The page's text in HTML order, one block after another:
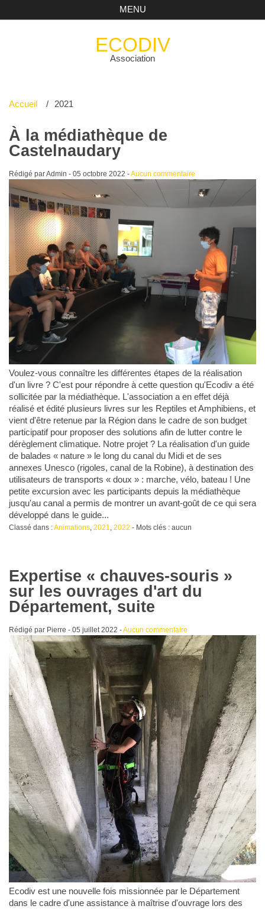
ECODIV
Association
MENU
Accueil 2021
À la médiathèque de
Castelnaudary
Rédigé par Admin - 05 octobre 2022 -Aucun commentaire
Voulez-vous connaître les différentes étapes de la réalisation
d'un livre ? C'est pour répondre à cette question qu'Ecodiv a été
sollicitée par la médiathèque. L'association a en effet déjà
réalisé et édité plusieurs livres sur les Reptiles et Amphibiens, et
vient d'être retenue par la Région dans le cadre de son budget
participatif pour proposer des solutions afin de lutter contre le
dérèglement climatique. Notre projet ? La réalisation d'un guide
de balades « nature » le long du canal du Midi et de ses
annexes Unesco (rigoles, canal de la Robine), à destination des
utilisateurs de transports « doux » : marche, vélo, bateau ! Une
petite excursion avec les participants depuis la médiathèque
jusqu'au canal a permis de montrer un avant-goût de ce qui sera
développé dans le guide...
Classé dans :Animations, 2021, 2022 - Mots clés : aucun
Expertise « chauves-souris »
sur les ouvrages d'art du
Département, suite
Rédigé par Pierre - 05 juillet 2022 -Aucun commentaire
Ecodiv est une nouvelle fois missionnée par le Département
dans le cadre d'une assistance à maîtrise d'ouvrage lors des